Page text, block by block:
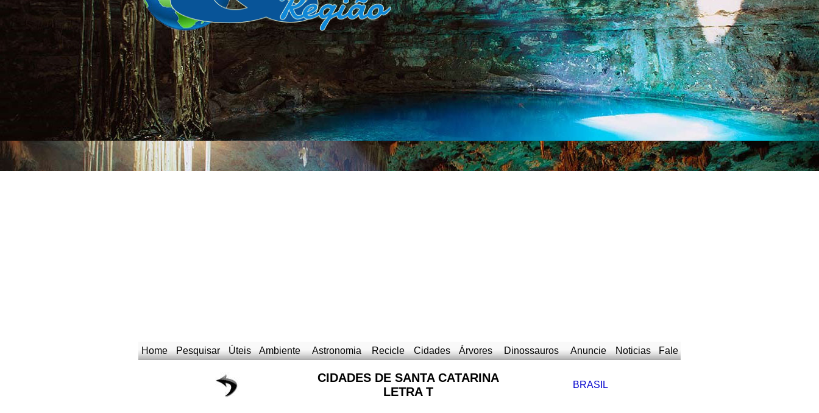
Home Pesquisar Úteis Ambiente Astronomia Recicle Cidades Árvores Dinossauros Anuncie Noticias Fale
CIDADES DE SANTA CATARINA
LETRA T
BRASIL